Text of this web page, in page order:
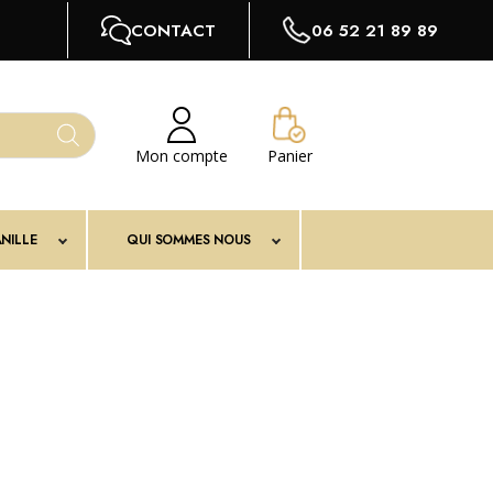
CONTACT 06 52 21 89 89
Mon compte Panier
QUI SOMMES NOUS